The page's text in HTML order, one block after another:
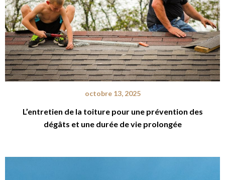
octobre 13, 2025
L’entretien de la toiture pour une prévention des
dégâts et une durée de vie prolongée